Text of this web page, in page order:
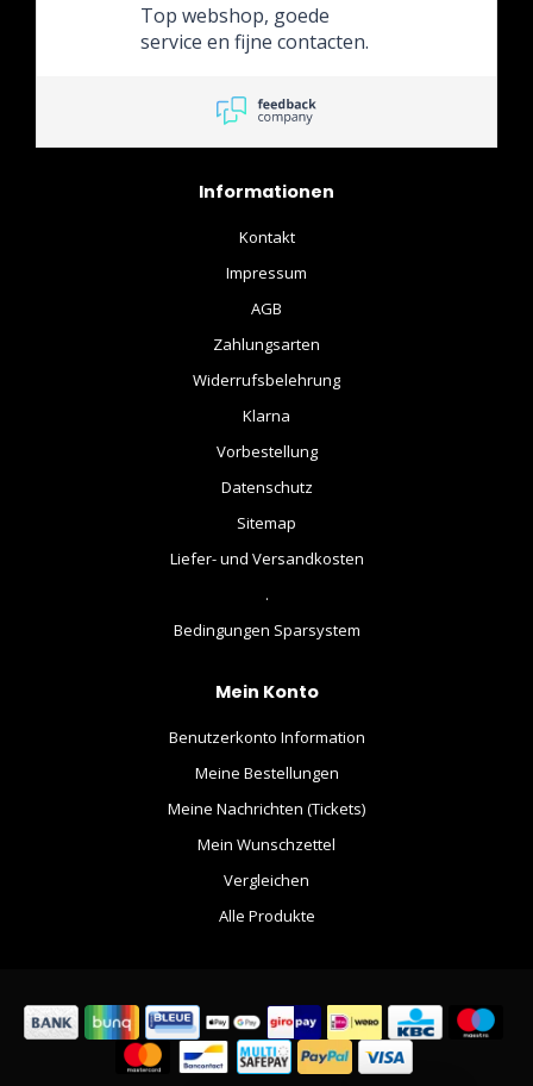
Top webshop, goede
service en fijne contacten.
Informationen
Kontakt
Impressum
AGB
Zahlungsarten
Widerrufsbelehrung
Klarna
Vorbestellung
Datenschutz
Sitemap
Liefer- und Versandkosten
.
Bedingungen Sparsystem
Mein Konto
Benutzerkonto Information
Meine Bestellungen
Meine Nachrichten (Tickets)
Mein Wunschzettel
Vergleichen
Alle Produkte